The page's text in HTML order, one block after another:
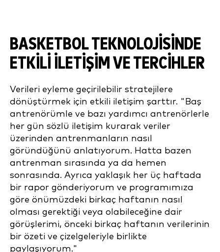
BASKETBOL TEKNOLOJISINDE
ETKILI İLETIŞIM VE TERCIHLER
Verileri eyleme geçirilebilir stratejilere
dönüştürmek için etkili iletişim şarttır. "Baş
antrenörümle ve bazı yardımcı antrenörlerle
her gün sözlü iletişim kurarak veriler
üzerinden antrenmanların nasıl
göründüğünü anlatıyorum. Hatta bazen
antrenman sırasında ya da hemen
sonrasında. Ayrıca yaklaşık her üç haftada
bir rapor gönderiyorum ve programımıza
göre önümüzdeki birkaç haftanın nasıl
olması gerektiği veya olabileceğine dair
görüşlerimi, önceki birkaç haftanın verilerinin
bir özeti ve çizelgeleriyle birlikte
paylaşıyorum."